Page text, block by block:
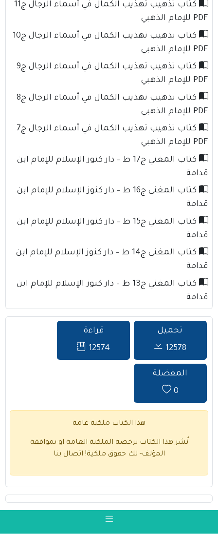
كتاب تذهيب تهذيب الكمال في أسماء الرجال ج11
PDF للإمام الذهبي
كتاب تذهيب تهذيب الكمال في أسماء الرجال ج10
PDF للإمام الذهبي
كتاب تذهيب تهذيب الكمال في أسماء الرجال ج9
PDF للإمام الذهبي
كتاب تذهيب تهذيب الكمال في أسماء الرجال ج8
PDF للإمام الذهبي
كتاب تذهيب تهذيب الكمال في أسماء الرجال ج7
PDF للإمام الذهبي
كتاب المغني ج17 ط – دار كنوز الإسلام للإمام ابن
قدامة
كتاب المغني ج16 ط – دار كنوز الإسلام للإمام ابن
قدامة
كتاب المغني ج15 ط – دار كنوز الإسلام للإمام ابن
قدامة
كتاب المغني ج14 ط – دار كنوز الإسلام للإمام ابن
قدامة
كتاب المغني ج13 ط – دار كنوز الإسلام للإمام ابن
قدامة
تحميل
12578
قراءة
12574
المفضلة
0
هذا الكتاب ملكية عامة
نُشر هذا الكتاب برخصة الملكية العامة او بموافقة
المؤلف- لك حقوق ملكية! اتصال بنا